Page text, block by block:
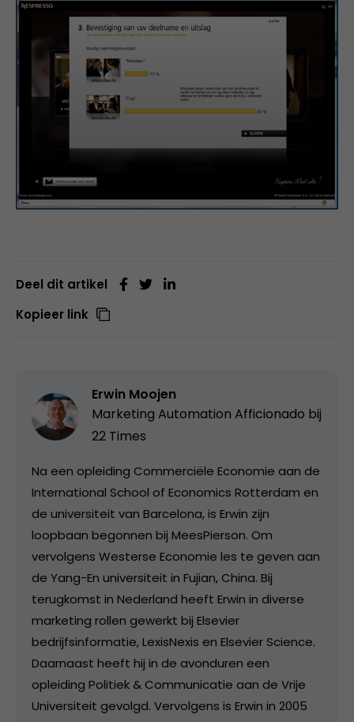
Deel dit artikel
Kopieer link
Erwin Moojen
Marketing Automation Afficionado bij
22 Times
Na een opleiding Commerciële Economie aan de
International School of Economics Rotterdam en
de universiteit van Barcelona, is Erwin zijn
loopbaan begonnen bij MeesPierson. Om
vervolgens Westerse Economie les te geven aan
de Yang-En universiteit in Fujian, China. Bij
terugkomst in Nederland heeft Erwin in diverse
marketing rollen gewerkt bij Elsevier
bedrijfsinformatie, LexisNexis en Elsevier Science.
Daarnaast heeft hij in de avonduren een
opleiding Politiek & Communicatie aan de Vrije
Universiteit gevolgd. Vervolgens is Erwin in 2005